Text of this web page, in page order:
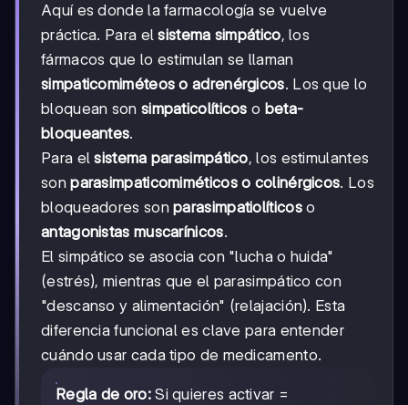
Aquí es donde la farmacología se vuelve
práctica. Para elsistema simpático, los
fármacos que lo estimulan se llaman
simpaticomiméteos o adrenérgicos. Los que lo
bloquean son simpaticolíticos o beta-
bloqueantes.
Para elsistema parasimpático, los estimulantes
sonparasimpaticomiméticos o colinérgicos. Los
bloqueadores sonparasimpatiolíticoso
antagonistas muscarínicos.
El simpático se asocia con "lucha o huida"
(estrés), mientras que el parasimpático con
"descanso y alimentación" (relajación). Esta
diferencia funcional es clave para entender
cuándo usar cada tipo de medicamento.
Regla de oro:Si quieres activar =